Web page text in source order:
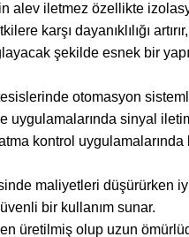
alev iletmez özellikte
karşı dayanıklılığı
şekilde esnek bir
otomasyon
uygulamalarında sinyal
kontrol uygulamalarında
maliyetleri düşürürken
bir kullanım sunar.
üretilmiş olup uzun